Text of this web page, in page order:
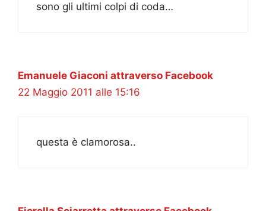
sono gli ultimi colpi di coda…
Emanuele Giaconi attraverso Facebook
22 Maggio 2011 alle 15:16
questa è clamorosa..